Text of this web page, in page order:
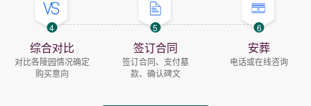
4
综合对比
对比各陵园情况确定
购买意向
5
签订合同
签订合同、支付墓
款、确认碑文
6
安葬
电话或在线咨询